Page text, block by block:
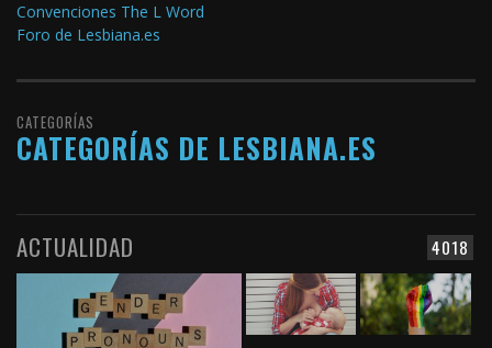
Convenciones The L Word
Foro de Lesbiana.es
CATEGORÍAS
CATEGORÍAS DE LESBIANA.ES
4018
ACTUALIDAD